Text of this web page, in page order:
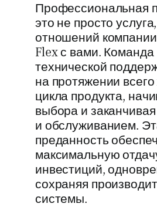
Профессиональная
это не просто
отношений
Flex с вами. Команда
технической
на протяжении
цикла продукта,
выбора и
и обслуживанием.
преданность
максимальную
инвестиций,
сохраняя
системы.